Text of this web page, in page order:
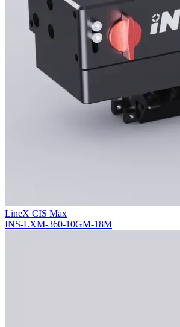
LineX CIS Max
INS-LXM-360-10GM-18M